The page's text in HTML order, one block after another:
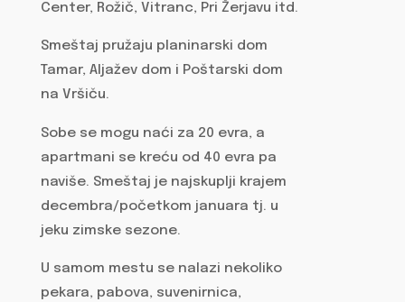
Center, Rožič, Vitranc, Pri Žerjavu itd.
Smeštaj pružaju planinarski dom
Tamar, Aljažev dom i Poštarski dom
na Vršiču.
Sobe se mogu naći za 20 evra, a
apartmani se kreću od 40 evra pa
naviše. Smeštaj je najskuplji krajem
decembra/početkom januara tj. u
jeku zimske sezone.
U samom mestu se nalazi nekoliko
pekara, pabova, suvenirnica,